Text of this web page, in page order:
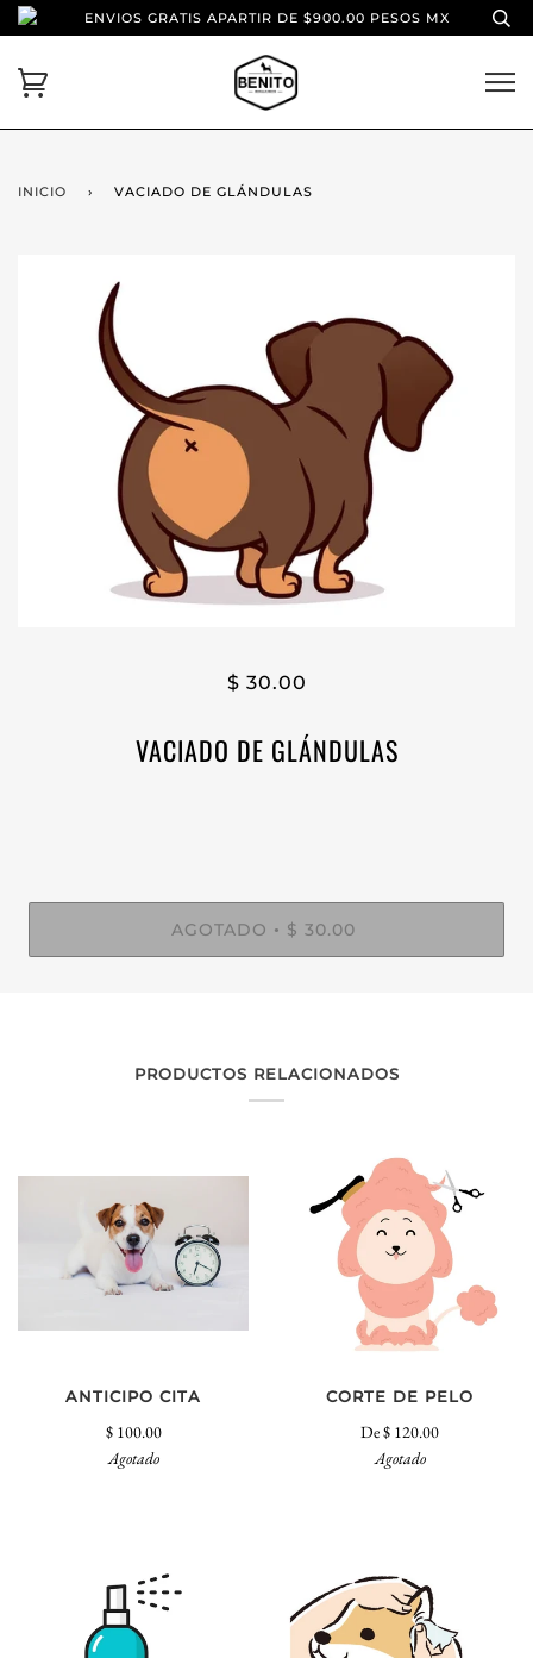
ENVIOS GRATIS APARTIR DE $900.00 PESOS MX
INICIO › VACIADO DE GLÁNDULAS
$ 30.00
VACIADO DE GLÁNDULAS
AGOTADO • $ 30.00
PRODUCTOS RELACIONADOS
ANTICIPO CITA
$ 100.00
Agotado
CORTE DE PELO
De$ 120.00
Agotado